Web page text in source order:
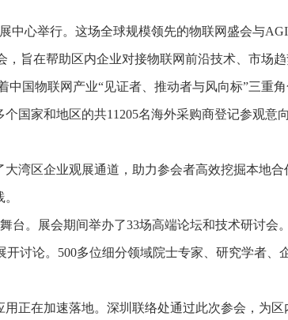
中心举行。这场全球规模领先的物联网盛会与
旨在帮助区内企业对接物联网前沿技术、市场趋
中国物联网产业“见证者、推动者与风向标”三重
国家和地区的共11205名海外采购商登记参观意
湾区企业观展通道，助力参会者高效挖掘本地合
台。展会期间举办了33场高端论坛和技术研讨会
讨论。500多位细分领域院士专家、研究学者、
正在加速落地。深圳联络处通过此次参会，为